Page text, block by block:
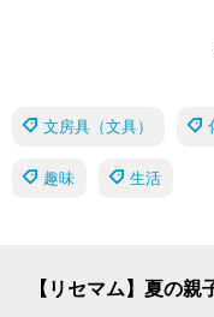
文房具（文具）
趣味 生活
【リセマム】夏の